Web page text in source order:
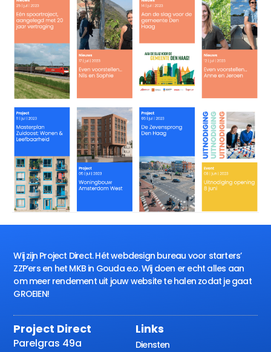
Wij zijn Project Direct. Hét webdesign bureau voor starters’
ZZP’ers en het MKB in Gouda e.o. Wij doen er echt alles aan
om meer rendement uit jouw website te halen zodat je gaat
GROEIEN!
Project Direct
Parelgras 49a
Links
Diensten